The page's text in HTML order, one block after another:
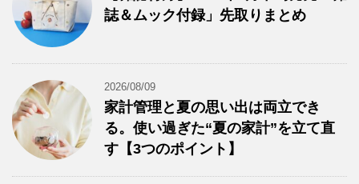
誌＆ムック付録」先取りまとめ
2026/08/09
家計管理と夏の思い出は両立でき
る。使い過ぎた“夏の家計”を立て直
す【3つのポイント】